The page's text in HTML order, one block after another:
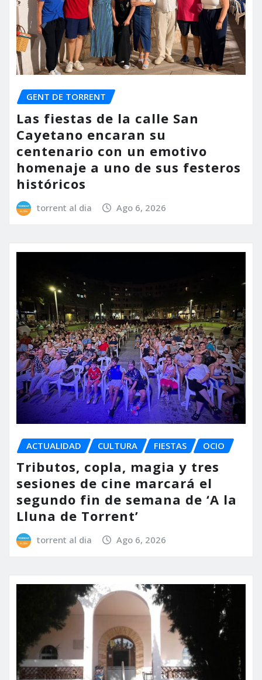
GENT DE TORRENT
Las fiestas de la calle San
Cayetano encaran su
centenario con un emotivo
homenaje a uno de sus festeros
históricos
torrent al dia Ago 6, 2026
ACTUALIDAD CULTURA FIESTAS OCIO
Tributos, copla, magia y tres
sesiones de cine marcará el
segundo fin de semana de ‘A la
Lluna de Torrent’
torrent al dia Ago 6, 2026